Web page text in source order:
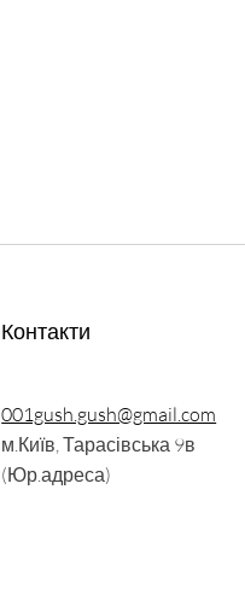
Контакти
001gush.gush@gmail.com
м.Київ, Тарасівська 9в
(Юр.адреса)